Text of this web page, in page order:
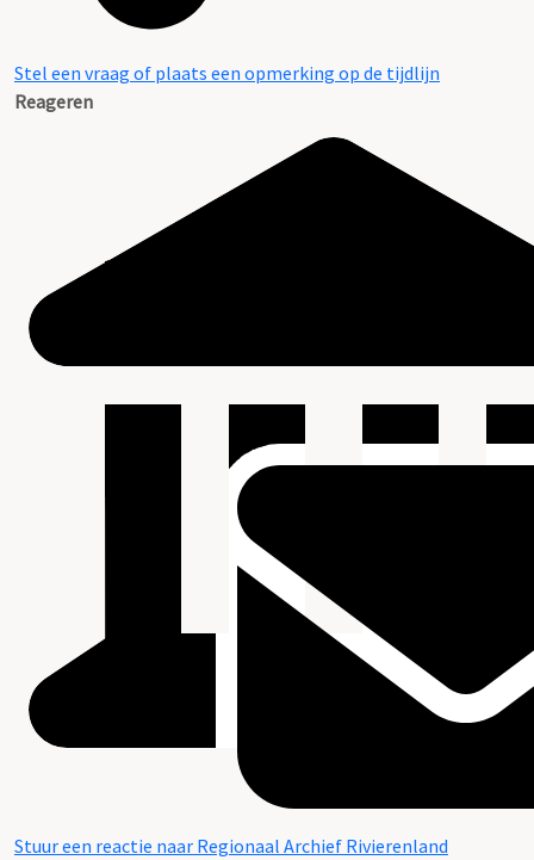
Stel een vraag of plaats een opmerking op de tijdlijn
Reageren
Stuur een reactie naar Regionaal Archief Rivierenland